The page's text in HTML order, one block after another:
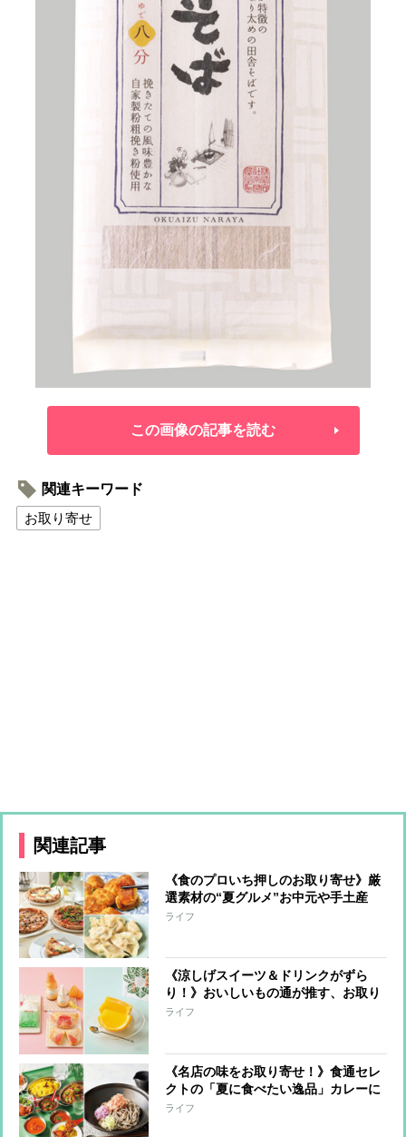
この画像の記事を読む
関連キーワード
お取り寄せ
関連記事
《食のプロいち押しのお取り寄せ》厳
選素材の“夏グルメ”お中元や手土産
に！
ライフ
《涼しげスイーツ＆ドリンクがずら
り！》おいしいもの通が推す、お取り
寄せ可能な逸品
ライフ
《名店の味をお取り寄せ！》食通セレ
クトの「夏に食べたい逸品」カレーに
鰻など6品を厳選
ライフ